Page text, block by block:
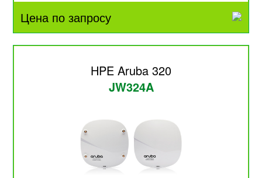
Цена по запросу
HPE Aruba 320
JW324A